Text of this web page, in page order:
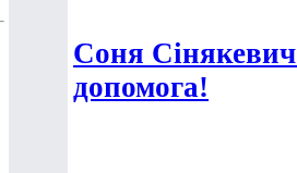
Соня
допомога!